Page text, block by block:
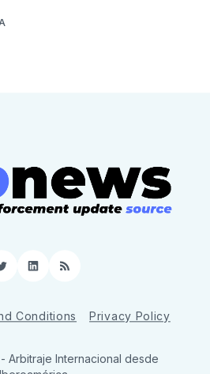
TwitterLinkedIn
RSS
Conditions Privacy Policy
Arbitraje Internacional desde